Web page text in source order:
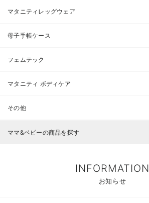
マタニティレッグウェア
母子手帳ケース
フェムテック
マタニティ ボディケア
その他
ママ&ベビーの商品を探す
INFORMATION
お知らせ